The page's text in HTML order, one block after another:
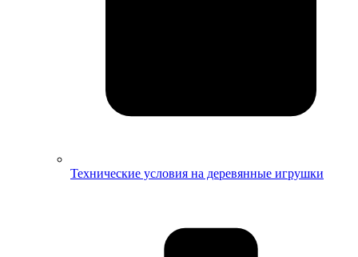
Технические условия на деревянные игрушки